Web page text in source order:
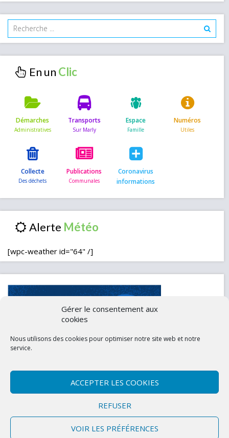
Gérer le consentement aux
cookies
Nous utilisons des cookies pour optimiser notre site web et notre
service.
ACCEPTER LES COOKIES
REFUSER
VOIR LES PRÉFÉRENCES
En un
Démarches Transports Espace Numéros
Collecte Publications
Coronavirus
informations
Alerte
[wpc-weather id="64" /]
Politique de confidentialité (UE)
Copyright © 2026 Marly-la-Ville Site conçu et développé par l'Union des